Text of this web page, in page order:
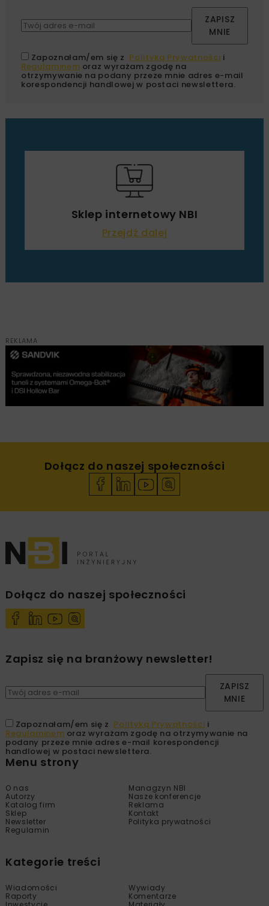
ZAPISZ
MNIE
Zapoznałam/em się z Polityką Prywatności i
Regulaminem oraz wyrażam zgodę na
otrzymywanie na podany przeze mnie adres e-mail
korespondencji handlowej w postaci newslettera.
Sklep internetowy NBI
Przejdź dalej
REKLAMA
Dołącz do naszej społeczności
Dołącz do naszej społeczności
Zapisz się na branżowy newsletter!
ZAPISZ
MNIE
Zapoznałam/em się z Polityką Prywatności i
Regulaminem oraz wyrażam zgodę na otrzymywanie na
podany przeze mnie adres e-mail korespondencji
handlowej w postaci newslettera.
Menu strony
O nas
Managzyn NBI
Autorzy
Nasze konferencje
Katalog firm
Reklama
Sklep
Kontakt
Newsletter
Polityka prywatności
Regulamin
Kategorie treści
Wiadomości
Wywiady
Raporty
Komentarze